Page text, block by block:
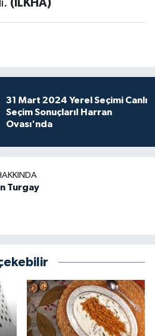
(İLKHA)
31 Mart 2024 Yerel Seçimi Canlı
Seçim Sonuçları! Harran
Ovası'nda
Turgay